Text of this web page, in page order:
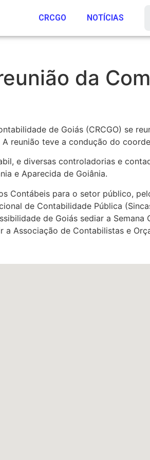
CRCGO NOTÍCIAS
da
de Goiás (CRCGO) se
reunião teve a condução do
e diversas controladorias e
e Aparecida de Goiânia.
Contábeis para o setor público,
de Contabilidade Pública
de Goiás sediar a
Associação de Contabilistas e